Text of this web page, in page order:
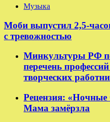
Музыка
Моби выпустил 2,5-
с тревожностью
Минкультуры РФ
перечень
творческих
Рецензия:
Мама замёрзла